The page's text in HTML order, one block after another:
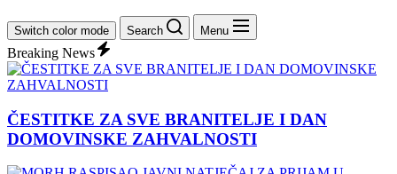
Switch color mode Search Menu
Breaking News
ČESTITKE ZA SVE BRANITELJE I DAN
DOMOVINSKE ZAHVALNOSTI